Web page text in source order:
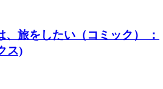
旅をしたい（コミック） ：
ス)